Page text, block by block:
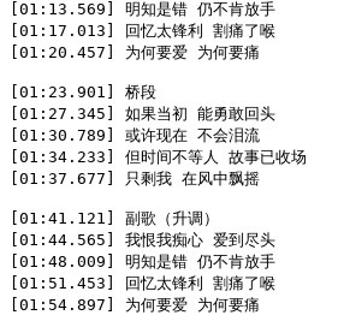
[01:13.569] 明知是错 仍不肯放手
[01:17.013] 回忆太锋利 割痛了喉
[01:20.457] 为何要爱 为何要痛
[01:23.901] 桥段
[01:27.345] 如果当初 能勇敢回头
[01:30.789] 或许现在 不会泪流
[01:34.233] 但时间不等人 故事已收场
[01:37.677] 只剩我 在风中飘摇
[01:41.121] 副歌（升调）
[01:44.565] 我恨我痴心 爱到尽头
[01:48.009] 明知是错 仍不肯放手
[01:51.453] 回忆太锋利 割痛了喉
[01:54.897] 为何要爱 为何要痛